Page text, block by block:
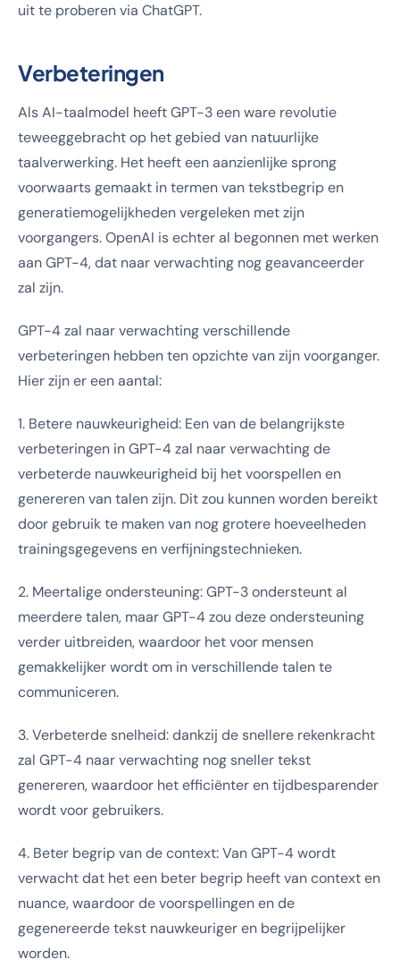
uit te proberen via ChatGPT.
Verbeteringen
Als AI-taalmodel heeft GPT-3 een ware revolutie
teweeggebracht op het gebied van natuurlijke
taalverwerking. Het heeft een aanzienlijke sprong
voorwaarts gemaakt in termen van tekstbegrip en
generatiemogelijkheden vergeleken met zijn
voorgangers. OpenAI is echter al begonnen met werken
aan GPT-4, dat naar verwachting nog geavanceerder
zal zijn.
GPT-4 zal naar verwachting verschillende
verbeteringen hebben ten opzichte van zijn voorganger.
Hier zijn er een aantal:
1. Betere nauwkeurigheid: Een van de belangrijkste
verbeteringen in GPT-4 zal naar verwachting de
verbeterde nauwkeurigheid bij het voorspellen en
genereren van talen zijn. Dit zou kunnen worden bereikt
door gebruik te maken van nog grotere hoeveelheden
trainingsgegevens en verfijningstechnieken.
2. Meertalige ondersteuning: GPT-3 ondersteunt al
meerdere talen, maar GPT-4 zou deze ondersteuning
verder uitbreiden, waardoor het voor mensen
gemakkelijker wordt om in verschillende talen te
communiceren.
3. Verbeterde snelheid: dankzij de snellere rekenkracht
zal GPT-4 naar verwachting nog sneller tekst
genereren, waardoor het efficiënter en tijdbesparender
wordt voor gebruikers.
4. Beter begrip van de context: Van GPT-4 wordt
verwacht dat het een beter begrip heeft van context en
nuance, waardoor de voorspellingen en de
gegenereerde tekst nauwkeuriger en begrijpelijker
worden.